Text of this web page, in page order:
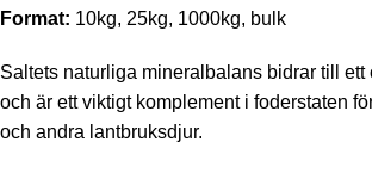
Format: 10kg, 25kg, 1000kg, bulk
Saltets naturliga mineralbalans bidrar till ett
och är ett viktigt komplement i foderstaten
och andra lantbruksdjur.